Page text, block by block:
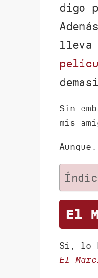
digo
lleva
Sin
mis
El
Si, lo
El